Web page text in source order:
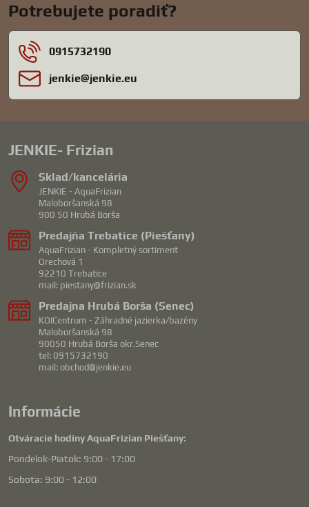
Potrebujete poradiť?
0915732190
jenkie​@jenkie​.eu
JENKIE- Frizian
Sklad/kancelária
JENKIE - AquaFrizian
Maloboršanská 98
900 50 Hrubá Borša
Predajňa Trebatice (Piešťany)
AquaFrizian - Kompletný sortiment
Orechová 1
92210 Trebatice
mail: piestany@frizian.sk
Predajna Hrubá Borša (Senec)
KOICentrum - Záhradné jazierka/bazény
Maloboršanská 98
90050 Hrubá Borša okr.Senec
tel: 0915732190
mail: obchod@jenkie.eu
Informácie
Otváracie hodiny AquaFrizian Piešťany:
Pondelok-Piatok: 9:00 - 17:00
Sobota: 9:00 - 12:00